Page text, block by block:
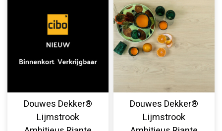
Douwes Dekker®
Lijmstrook
Douwes Dekker®
Lijmstrook